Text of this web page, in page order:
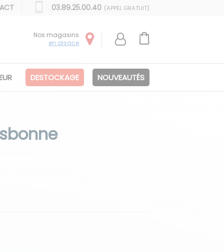
03.89.25.00.40 (APPEL GRATUIT)
Nos magasins
en alsace
DESTOCKAGE NOUVEAUTÉS